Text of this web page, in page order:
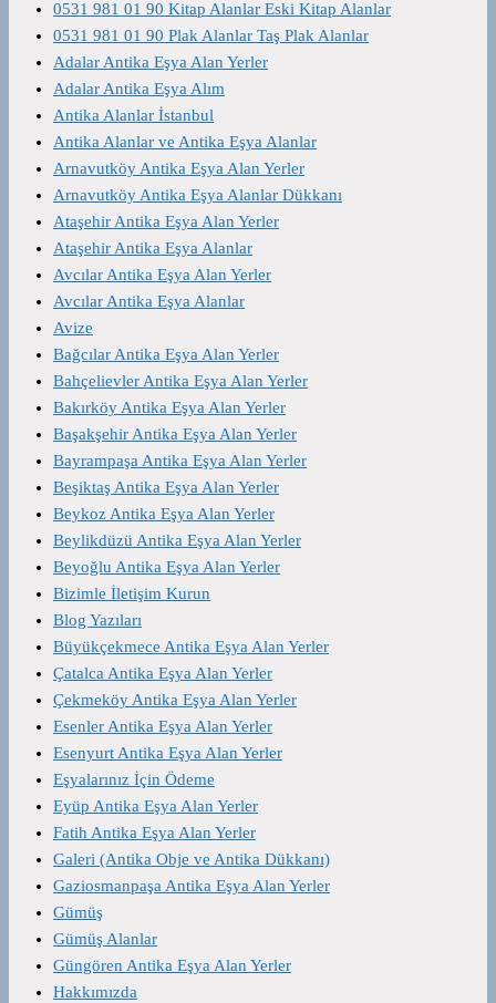
0531 981 01 90 Kitap Alanlar Eski Kitap Alanlar
0531 981 01 90 Plak Alanlar Taş Plak Alanlar
Adalar Antika Eşya Alan Yerler
Adalar Antika Eşya Alım
Antika Alanlar İstanbul
Antika Alanlar ve Antika Eşya Alanlar
Arnavutköy Antika Eşya Alan Yerler
Arnavutköy Antika Eşya Alanlar Dükkanı
Ataşehir Antika Eşya Alan Yerler
Ataşehir Antika Eşya Alanlar
Avcılar Antika Eşya Alan Yerler
Avcılar Antika Eşya Alanlar
Avize
Bağcılar Antika Eşya Alan Yerler
Bahçelievler Antika Eşya Alan Yerler
Bakırköy Antika Eşya Alan Yerler
Başakşehir Antika Eşya Alan Yerler
Bayrampaşa Antika Eşya Alan Yerler
Beşiktaş Antika Eşya Alan Yerler
Beykoz Antika Eşya Alan Yerler
Beylikdüzü Antika Eşya Alan Yerler
Beyoğlu Antika Eşya Alan Yerler
Bizimle İletişim Kurun
Blog Yazıları
Büyükçekmece Antika Eşya Alan Yerler
Çatalca Antika Eşya Alan Yerler
Çekmeköy Antika Eşya Alan Yerler
Esenler Antika Eşya Alan Yerler
Esenyurt Antika Eşya Alan Yerler
Eşyalarınız İçin Ödeme
Eyüp Antika Eşya Alan Yerler
Fatih Antika Eşya Alan Yerler
Galeri (Antika Obje ve Antika Dükkanı)
Gaziosmanpaşa Antika Eşya Alan Yerler
Gümüş
Gümüş Alanlar
Güngören Antika Eşya Alan Yerler
Hakkımızda